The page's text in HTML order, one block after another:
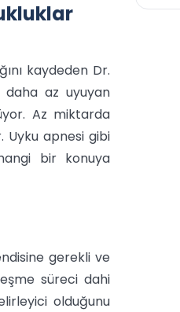
kaydeden Dr.
daha az uyuyan
Az miktarda
Uyku apnesi gibi
bir konuya
gerekli ve
süreci dahi
olduğunu